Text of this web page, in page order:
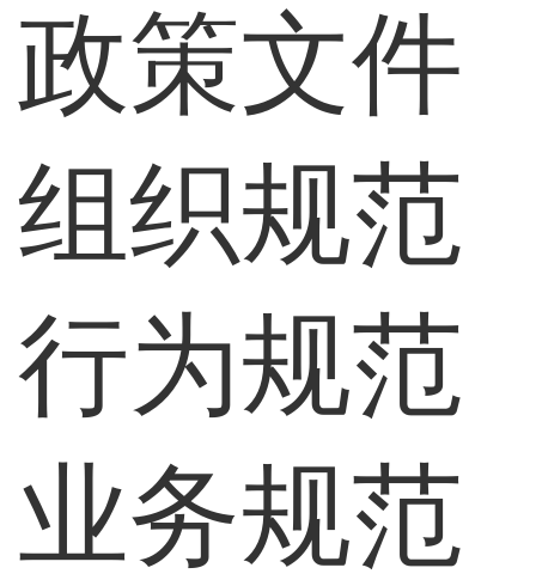
政策文件
组织规范
行为规范
业务规范